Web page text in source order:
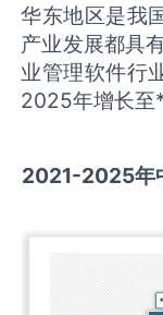
华东地区是我
产业发展都具
业管理软件行
2025年增长至
2021-2025年